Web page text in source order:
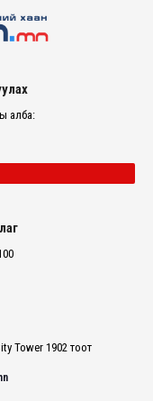
алба:
Tower 1902 тоот